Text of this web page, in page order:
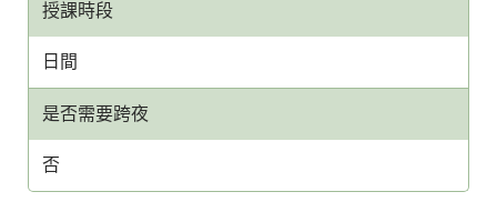
授課時段
日間
是否需要跨夜
否